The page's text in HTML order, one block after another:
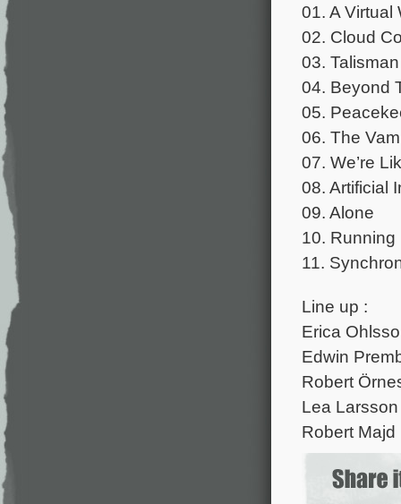
01. A Virtual
02. Cloud
03. Talisman
04. Beyond
05.
06. The
07. We’re
08. Artificial
09. Alone
10. Running
11.
Line up :
Erica
Edwin
Robert
Lea
Robert Majd